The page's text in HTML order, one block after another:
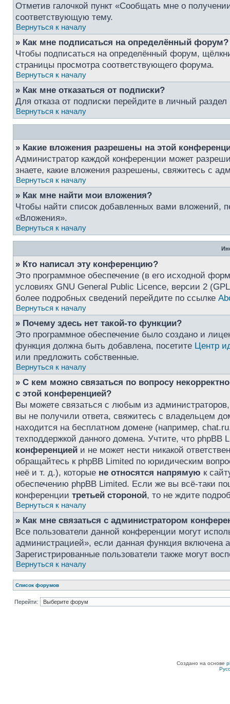
Отметив галочкой пункт «Сообщать мне о
соответствующую тему.
Вернуться к началу
» Как мне подписаться на определённый форум?
Чтобы подписаться на определённый форум,
страницы просмотра соответствующего форума.
Вернуться к началу
» Как мне отказаться от подписки?
Для отказа от подписки перейдите в личный
Вернуться к началу
» Какие вложения разрешены на этой
Администратор каждой конференции может
знаете, какие вложения разрешены, свяжитесь с
Вернуться к началу
» Как мне найти мои вложения?
Чтобы найти список добавленных вами вложений,
«Вложения».
Вернуться к началу
» Кто написал эту конференцию?
Это программное обеспечение (в его исходной
условиях GNU General Public Licence, версии 2
более подробных сведений перейдите по ссылке
Вернуться к началу
» Почему здесь нет такой-то функции?
Это программное обеспечение было создано и
функция должна быть добавлена, посетите Центр
или предложить собственные.
Вернуться к началу
» С кем можно связаться по вопросу
с этой конференцией?
Вы можете связаться с любым из
вы не получили ответа, свяжитесь с владельцем
находится на бесплатном домене (например,
техподдержкой данного домена. Учтите, что phpBB
конференцией и не может нести никакой
обращайтесь к phpBB Limited по юридическим
неё и т. д.), которые не относятся напрямую к
обеспечению phpBB Limited. Если же вы всё-таки
конференции третьей стороной, то не ждите
Вернуться к началу
» Как мне связаться с администратором
Все пользователи данной конференции могут
администрацией», если данная функция включена
Зарегистрированные пользователи также могут
Вернуться к началу
Список форумов
Перейти:
Создано на основе